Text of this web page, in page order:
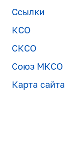
Ссылки
КСО
СКСО
Союз МКСО
Карта сайта